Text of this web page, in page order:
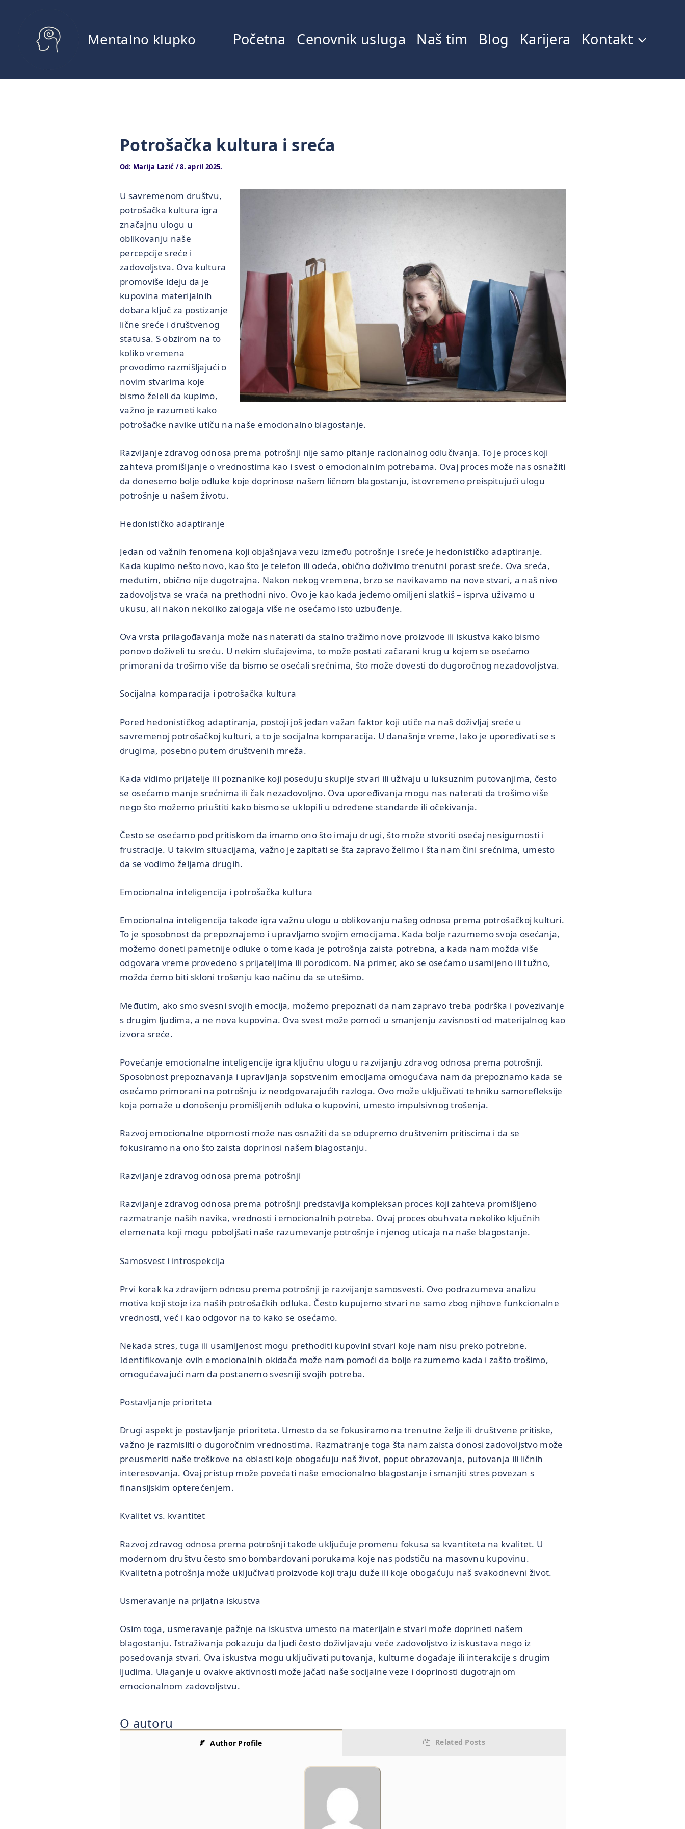
Mentalno klupko Početna Cenovnik usluga Naš tim Blog Karijera Kontakt
Potrošačka kultura i sreća
Od: Marija Lazić /8. april 2025.
U savremenom društvu,
potrošačka kultura igra
značajnu ulogu u
oblikovanju naše
percepcije sreće i
zadovoljstva. Ova kultura
promoviše ideju da je
kupovina materijalnih
dobara ključ za postizanje
lične sreće i društvenog
statusa. S obzirom na to
koliko vremena
provodimo razmišljajući o
novim stvarima koje
bismo želeli da kupimo,
važno je razumeti kako
potrošačke navike utiču na naše emocionalno blagostanje.
Razvijanje zdravog odnosa prema potrošnji nije samo pitanje racionalnog odlučivanja. To je proces koji
zahteva promišljanje o vrednostima kao i svest o emocionalnim potrebama. Ovaj proces može nas osnažiti
da donesemo bolje odluke koje doprinose našem ličnom blagostanju, istovremeno preispitujući ulogu
potrošnje u našem životu.
Hedonističko adaptiranje
Jedan od važnih fenomena koji objašnjava vezu između potrošnje i sreće je hedonističko adaptiranje.
Kada kupimo nešto novo, kao što je telefon ili odeća, obično doživimo trenutni porast sreće. Ova sreća,
međutim, obično nije dugotrajna. Nakon nekog vremena, brzo se navikavamo na nove stvari, a naš nivo
zadovoljstva se vraća na prethodni nivo. Ovo je kao kada jedemo omiljeni slatkiš – isprva uživamo u
ukusu, ali nakon nekoliko zalogaja više ne osećamo isto uzbuđenje.
Ova vrsta prilagođavanja može nas naterati da stalno tražimo nove proizvode ili iskustva kako bismo
ponovo doživeli tu sreću. U nekim slučajevima, to može postati začarani krug u kojem se osećamo
primorani da trošimo više da bismo se osećali srećnima, što može dovesti do dugoročnog nezadovoljstva.
Socijalna komparacija i potrošačka kultura
Pored hedonističkog adaptiranja, postoji još jedan važan faktor koji utiče na naš doživljaj sreće u
savremenoj potrošačkoj kulturi, a to je socijalna komparacija. U današnje vreme, lako je upoređivati se s
drugima, posebno putem društvenih mreža.
Kada vidimo prijatelje ili poznanike koji poseduju skuplje stvari ili uživaju u luksuznim putovanjima, često
se osećamo manje srećnima ili čak nezadovoljno. Ova upoređivanja mogu nas naterati da trošimo više
nego što možemo priuštiti kako bismo se uklopili u određene standarde ili očekivanja.
Često se osećamo pod pritiskom da imamo ono što imaju drugi, što može stvoriti osećaj nesigurnosti i
frustracije. U takvim situacijama, važno je zapitati se šta zapravo želimo i šta nam čini srećnima, umesto
da se vodimo željama drugih.
Emocionalna inteligencija i potrošačka kultura
Emocionalna inteligencija takođe igra važnu ulogu u oblikovanju našeg odnosa prema potrošačkoj kulturi.
To je sposobnost da prepoznajemo i upravljamo svojim emocijama. Kada bolje razumemo svoja osećanja,
možemo doneti pametnije odluke o tome kada je potrošnja zaista potrebna, a kada nam možda više
odgovara vreme provedeno s prijateljima ili porodicom. Na primer, ako se osećamo usamljeno ili tužno,
možda ćemo biti skloni trošenju kao načinu da se utešimo.
Međutim, ako smo svesni svojih emocija, možemo prepoznati da nam zapravo treba podrška i povezivanje
s drugim ljudima, a ne nova kupovina. Ova svest može pomoći u smanjenju zavisnosti od materijalnog kao
izvora sreće.
Povećanje emocionalne inteligencije igra ključnu ulogu u razvijanju zdravog odnosa prema potrošnji.
Sposobnost prepoznavanja i upravljanja sopstvenim emocijama omogućava nam da prepoznamo kada se
osećamo primorani na potrošnju iz neodgovarajućih razloga. Ovo može uključivati tehniku samorefleksije
koja pomaže u donošenju promišljenih odluka o kupovini, umesto impulsivnog trošenja.
Razvoj emocionalne otpornosti može nas osnažiti da se odupremo društvenim pritiscima i da se
fokusiramo na ono što zaista doprinosi našem blagostanju.
Razvijanje zdravog odnosa prema potrošnji
Razvijanje zdravog odnosa prema potrošnji predstavlja kompleksan proces koji zahteva promišljeno
razmatranje naših navika, vrednosti i emocionalnih potreba. Ovaj proces obuhvata nekoliko ključnih
elemenata koji mogu poboljšati naše razumevanje potrošnje i njenog uticaja na naše blagostanje.
Samosvest i introspekcija
Prvi korak ka zdravijem odnosu prema potrošnji je razvijanje samosvesti. Ovo podrazumeva analizu
motiva koji stoje iza naših potrošačkih odluka. Često kupujemo stvari ne samo zbog njihove funkcionalne
vrednosti, već i kao odgovor na to kako se osećamo.
Nekada stres, tuga ili usamljenost mogu prethoditi kupovini stvari koje nam nisu preko potrebne.
Identifikovanje ovih emocionalnih okidača može nam pomoći da bolje razumemo kada i zašto trošimo,
omogućavajući nam da postanemo svesniji svojih potreba.
Postavljanje prioriteta
Drugi aspekt je postavljanje prioriteta. Umesto da se fokusiramo na trenutne želje ili društvene pritiske,
važno je razmisliti o dugoročnim vrednostima. Razmatranje toga šta nam zaista donosi zadovoljstvo može
preusmeriti naše troškove na oblasti koje obogaćuju naš život, poput obrazovanja, putovanja ili ličnih
interesovanja. Ovaj pristup može povećati naše emocionalno blagostanje i smanjiti stres povezan s
finansijskim opterećenjem.
Kvalitet vs. kvantitet
Razvoj zdravog odnosa prema potrošnji takođe uključuje promenu fokusa sa kvantiteta na kvalitet. U
modernom društvu često smo bombardovani porukama koje nas podstiču na masovnu kupovinu.
Kvalitetna potrošnja može uključivati proizvode koji traju duže ili koje obogaćuju naš svakodnevni život.
Usmeravanje na prijatna iskustva
Osim toga, usmeravanje pažnje na iskustva umesto na materijalne stvari može doprineti našem
blagostanju. Istraživanja pokazuju da ljudi često doživljavaju veće zadovoljstvo iz iskustava nego iz
posedovanja stvari. Ova iskustva mogu uključivati putovanja, kulturne događaje ili interakcije s drugim
ljudima. Ulaganje u ovakve aktivnosti može jačati naše socijalne veze i doprinosti dugotrajnom
emocionalnom zadovoljstvu.
O autoru
Author Profile Related Posts